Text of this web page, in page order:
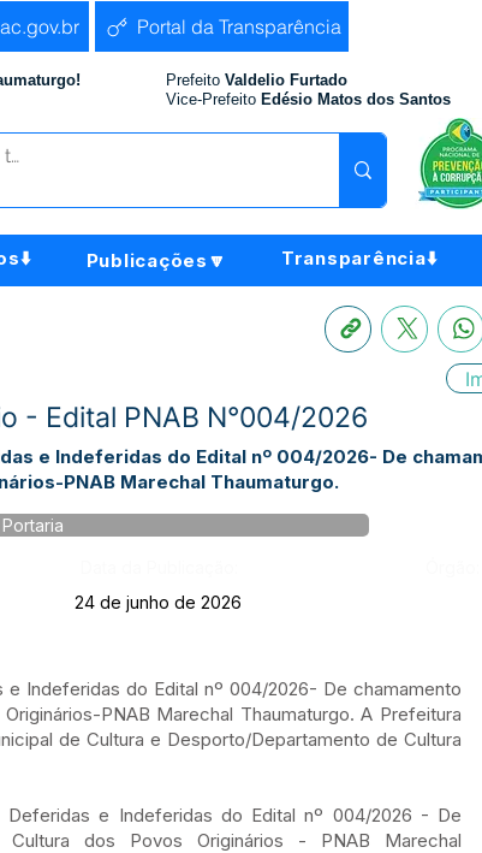
Portal da Transparência
Prefeito Valdelio Furtado
Vice-Prefeito Edésio Matos dos Santos
Publicações🔽 Transparência⬇️
- Edital PNAB N°004/2026
e Indeferidas do Edital nº 004/2026- De
PNAB Marechal Thaumaturgo.
Portaria
24 de junho de 2026
Indeferidas do Edital nº 004/2026- De chamamento
PNAB Marechal Thaumaturgo. A Prefeitura
de Cultura e Desporto/Departamento de Cultura
e Indeferidas do Edital nº 004/2026 - De
dos Povos Originários - PNAB Marechal